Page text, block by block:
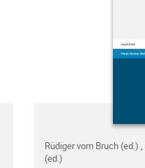
Rüdiger vom Bruch (ed.)
(ed.)